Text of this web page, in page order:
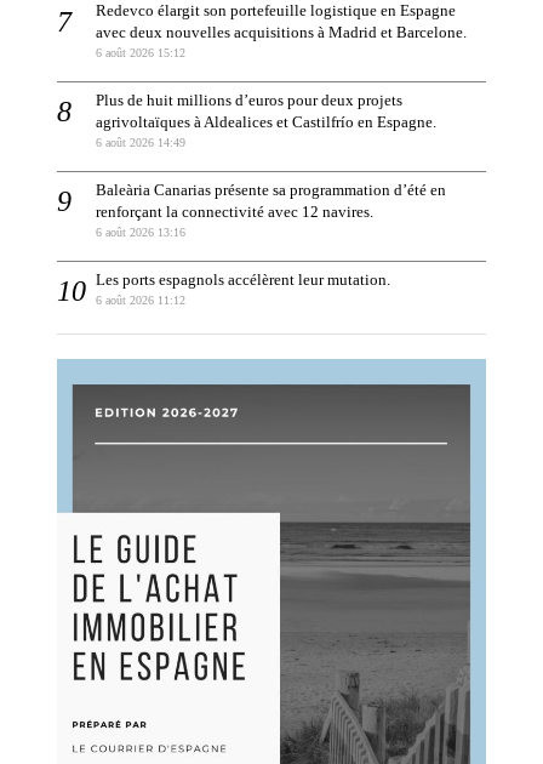
Redevco élargit son portefeuille logistique en Espagne
avec deux nouvelles acquisitions à Madrid et Barcelone.
6 août 2026 15:12
Plus de huit millions d’euros pour deux projets
agrivoltaïques à Aldealices et Castilfrío en Espagne.
6 août 2026 14:49
Baleària Canarias présente sa programmation d’été en
renforçant la connectivité avec 12 navires.
6 août 2026 13:16
Les ports espagnols accélèrent leur mutation.
6 août 2026 11:12